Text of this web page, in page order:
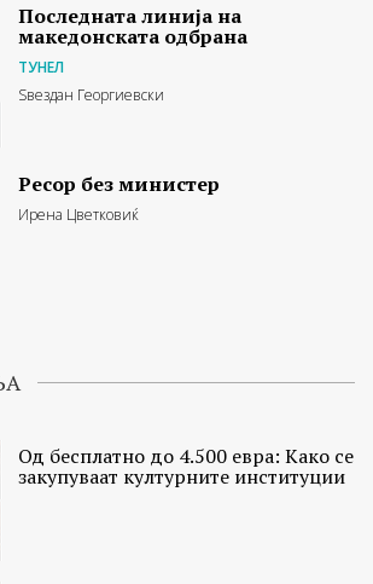
Последната линија на
македонската одбрана
ТУНЕЛ
Ѕвездан Георгиевски
Ресор без министер
Ирена Цветковиќ
Од бесплатно до 4.500 евра: Како се
закупуваат културните институции